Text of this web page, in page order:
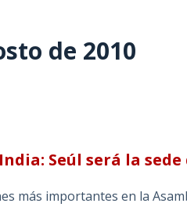
de 2010
Seúl será la sede
más importantes en la